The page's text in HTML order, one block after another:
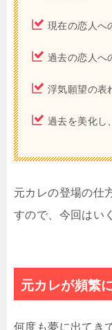
現在の恋人へ
過去の恋人へ
浮気願望の表
過去を美化し
元カレの登場の仕
すので、今回はい
元カレが頻繁
何度も夢に出てき